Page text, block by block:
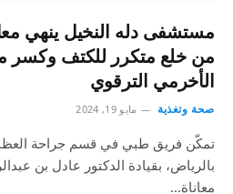
مستشفى دله النخيل ينهي
من خلع متكرر للكتف وكسر
الأخرمي الترقوي
صحة وتغذية مايو 19, 2024
تمكّن فريق طبي في قسم جراحة
بالرياض، بقيادة الدكتور عادل بن
معاناة…